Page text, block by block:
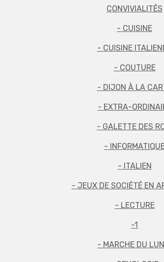
CONVIVIALITÉS
- CUISINE
- CUISINE
- COUTURE
- DIJON À LA
- EXTRA-
- GALETTE DES
-
- ITALIEN
- JEUX DE SOCIÉTÉ EN
- LECTURE
-1
- MARCHE DU